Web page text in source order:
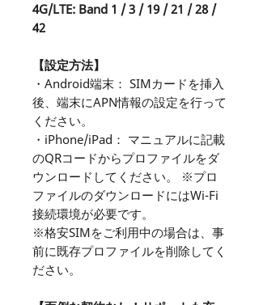
4G/LTE: Band 1 / 3 / 19 / 21 / 28 /
42
【設定方法】
・Android端末： SIMカードを挿入
後、端末にAPN情報の設定を行って
ください。
・iPhone/iPad： マニュアルに記載
のQRコードからプロファイルをダ
ウンロードしてください。 ※プロ
ファイルのダウンロードにはWi-Fi
接続環境が必要です。
※格安SIMをご利用中の場合は、事
前に既存プロファイルを削除してく
ださい。